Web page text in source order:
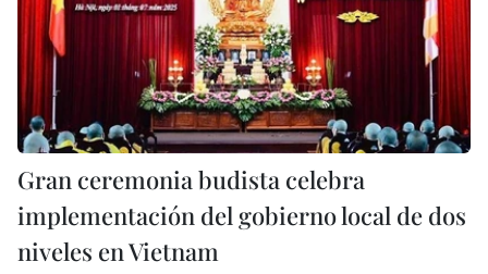
Gran ceremonia budista celebra
implementación del gobierno local de dos
niveles en Vietnam